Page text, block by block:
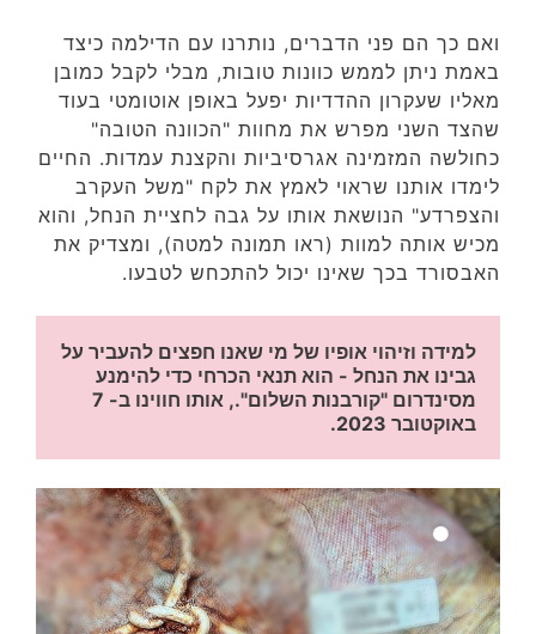
ואם כך הם פני הדברים, נותרנו עם הדילמה כיצד
באמת ניתן לממש כוונות טובות, מבלי לקבל כמובן
מאליו שעקרון ההדדיות יפעל באופן אוטומטי בעוד
שהצד השני מפרש את מחוות "הכוונה הטובה"
כחולשה המזמינה אגרסיביות והקצנת עמדות. החיים
לימדו אותנו שראוי לאמץ את לקח "משל העקרב
והצפרדע" הנושאת אותו על גבה לחציית הנחל, והוא
מכיש אותה למוות (ראו תמונה למטה), ומצדיק את
האבסורד בכך שאינו יכול להתכחש לטבעו.
באוקטובר 2023.